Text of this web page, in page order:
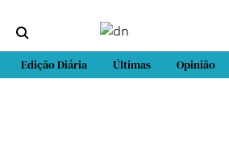
Edição Diária Últimas Opinião